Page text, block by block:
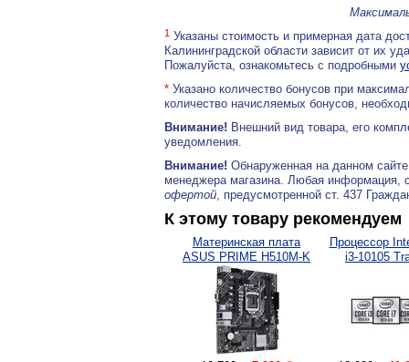
1 Указаны стоимость и примерная дата
Калининградской области зависит от их
Пожалуйста, ознакомьтесь с подробными
* Указано количество бонусов при
количество начисляемых бонусов,
Внимание! Внешний вид товара, его
уведомления.
Внимание! Обнаруженная на данном
менеджера магазина. Любая информация,
офертой, предусмотренной ст. 437
К этому товару рекомендуем
Материнская плата
ASUS PRIME H510M-K
Процессор
i3-10105